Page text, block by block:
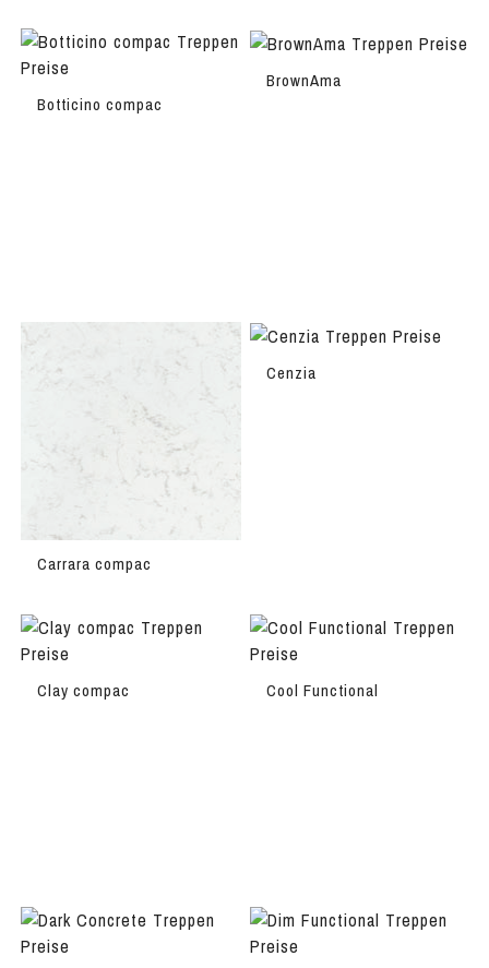
Botticino compac
BrownAma
Carrara compac
Cenzia
Clay compac Cool Functional